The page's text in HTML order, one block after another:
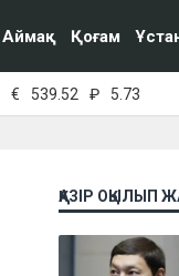
Аймақ Қоғам
€ 539.52 ₽ 5.73
ҚАЗІР ОҚЫЛЫП